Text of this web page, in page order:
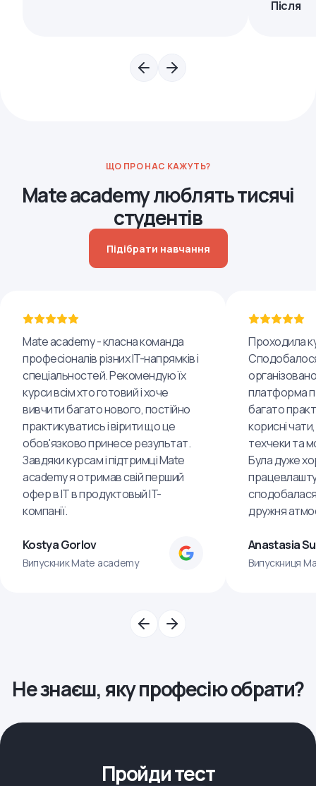
Після
ЩО ПРО НАС КАЖУТЬ?
Mate academy люблять тисячі
студентів
Підібрати навчання
Mate academy - класна команда
професіоналів різних IT-напрямків і
спеціальностей. Рекомендую їх
курси всім хто готовий і хоче
вивчити багато нового, постійно
практикуватись і вірити що це
обов'язково принесе результат.
Завдяки курсам і підтримці Mate
academy я отримав свій перший
офер в IT в продуктовый IT-
компанії.
Kostya Gorlov
Випускник Mate academy
Проходила
платформа
багато
корисні
техчеки та
Була дуже
дружня
Anastasia
Випускниця
Не знаєш, яку професію обрати?
Пройди тест